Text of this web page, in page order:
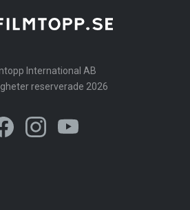
International AB
reserverade 2026